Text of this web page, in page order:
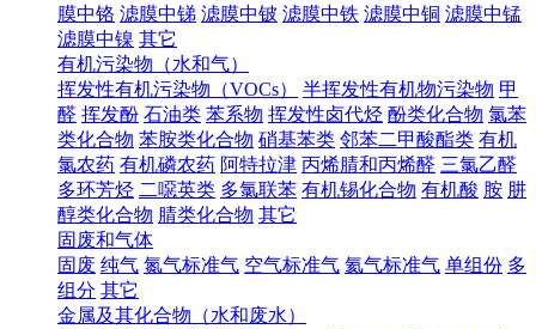
膜中铬 滤膜中锑 滤膜中铍 滤膜中铁 滤膜中铜 滤膜中锰
滤膜中镍 其它
有机污染物（水和气）
挥发性有机污染物（VOCs）
半挥发性有机物污染物 甲
醛 挥发酚 石油类 苯系物 挥发性卤代烃 酚类化合物 氯苯
类化合物 苯胺类化合物 硝基苯类 邻苯二甲酸酯类 有机
氯农药 有机磷农药 阿特拉津 丙烯腈和丙烯醛 三氯乙醛
多环芳烃 二噁英类 多氯联苯 有机锡化合物 有机酸 胺 肼
醇类化合物 腈类化合物 其它
固废和气体
固废 纯气 氮气标准气 空气标准气 氦气标准气 单组份 多
组分 其它
金属及其化合物（水和废水）